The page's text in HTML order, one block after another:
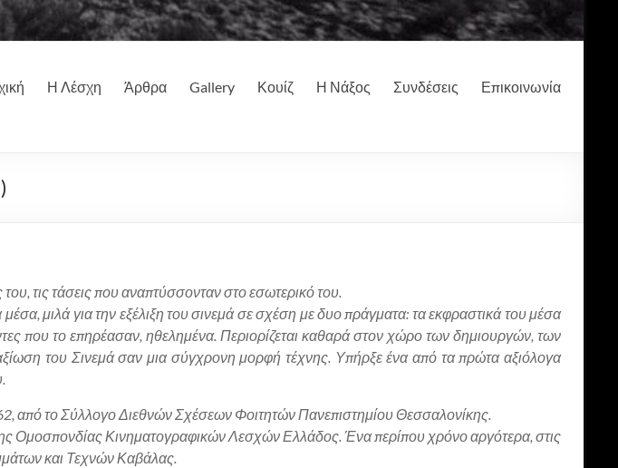
Η Λέσχη Άρθρα Gallery Κουίζ Η Νάξος Συνδέσεις Επικοινωνία
τις τάσεις που αναπτύσσονταν στο εσωτερικό του.
μιλά για την εξέλιξη του σινεμά σε σχέση με δυο πράγματα: τα εκφραστικά του μέσα
που το επηρέασαν, ηθελημένα. Περιορίζεται καθαρά στον χώρο των δημιουργών, των
του Σινεμά σαν μια σύγχρονη μορφή τέχνης. Υπήρξε ένα από τα πρώτα αξιόλογα
από το Σύλλογο Διεθνών Σχέσεων Φοιτητών Πανεπιστημίου Θεσσαλονίκης.
Ομοσπονδίας Κινηματογραφικών Λεσχών Ελλάδος. Ένα περίπου χρόνο αργότερα, στις
και Τεχνών Καβάλας.